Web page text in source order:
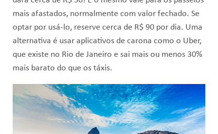
mais afastados, normalmente com valor fechado. Se
optar por usá-lo, reserve cerca de R$ 90 por dia. Uma
alternativa é usar aplicativos de carona como o Uber,
que existe no Rio de Janeiro e sai mais ou menos 30%
mais barato do que os táxis.